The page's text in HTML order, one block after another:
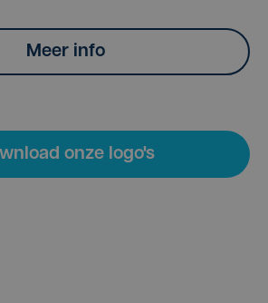
Meer info
onze logo's